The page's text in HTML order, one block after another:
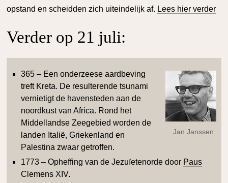
opstand en scheidden zich uiteindelijk af. Lees hier verder
Verder op 21 juli:
Jan Janssen
365 – Een onderzeese aardbeving
treft Kreta. De resulterende tsunami
vernietigt de havensteden aan de
noordkust van Africa. Rond het
Middellandse Zeegebied worden de
landen Italië, Griekenland en
Palestina zwaar getroffen.
1773 – Opheffing van de Jezuïetenorde door Paus
Clemens XIV.